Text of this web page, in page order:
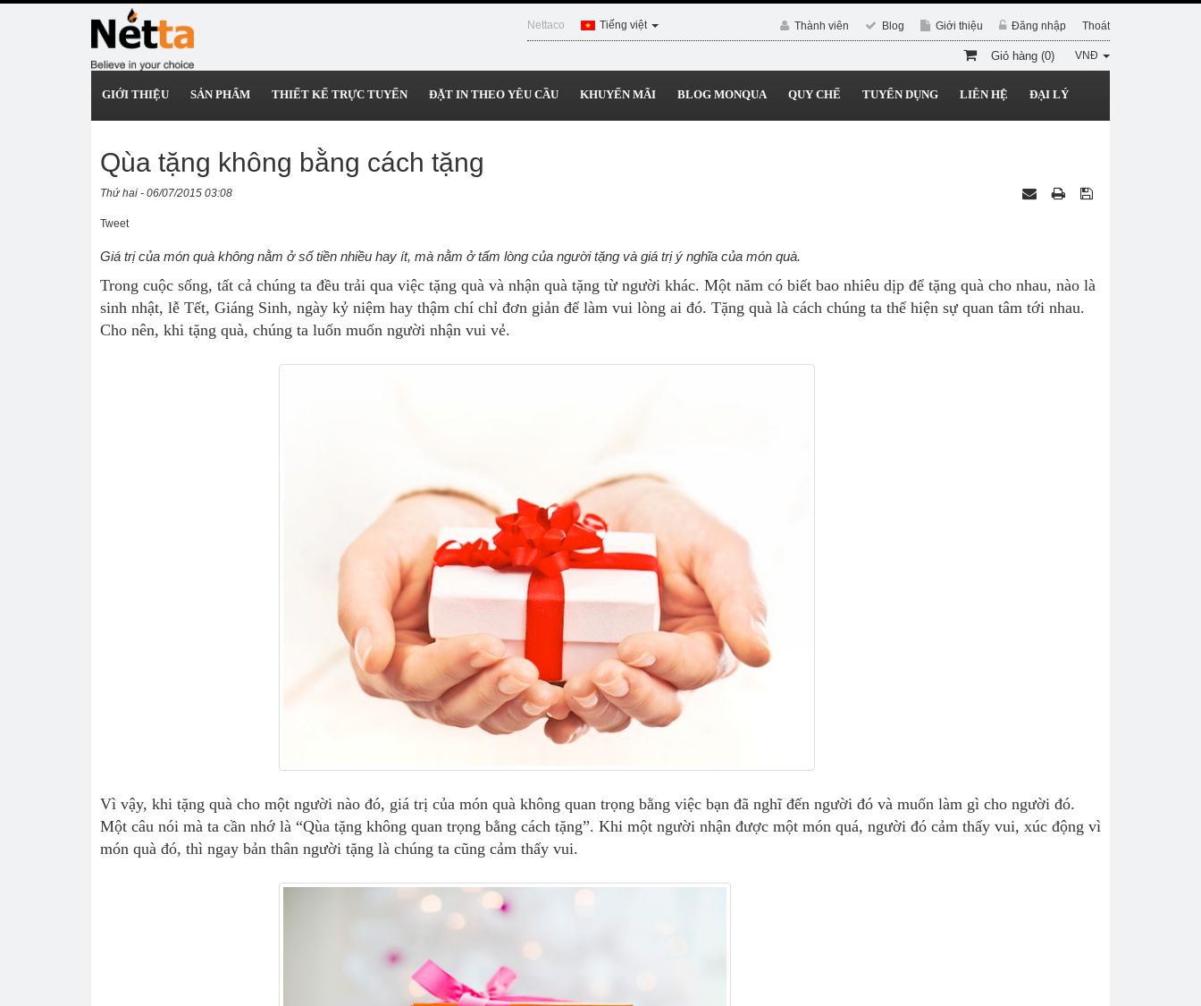
Nettaco Tiếng việt Thành viên Blog Giới thiệu Đăng nhập Thoát
VNĐ
Giỏ hàng (0)
GIỚI THIỆU SẢN PHẨM THIẾT KẾ TRỰC TUYẾN ĐẶT IN THEO YÊU CẦU KHUYẾN MÃI BLOG MONQUA QUY CHẾ TUYỂN DỤNG LIÊN HỆ ĐẠI LÝ
Qùa tặng không bằng cách tặng
Thứ hai - 06/07/2015 03:08
Tweet
Giá trị của món quà không nằm ở số tiền nhiều hay ít, mà nằm ở tấm lòng của người tặng và giá trị ý nghĩa của món quà.
Trong cuộc sống, tất cả chúng ta đều trải qua việc tặng quà và nhận quà tặng từ người khác. Một năm có biết bao nhiêu dịp để tặng quà cho nhau, nào là
sinh nhật, lễ Tết, Giáng Sinh, ngày kỷ niệm hay thậm chí chỉ đơn giản để làm vui lòng ai đó. Tặng quà là cách chúng ta thể hiện sự quan tâm tới nhau.
Cho nên, khi tặng quà, chúng ta luốn muốn người nhận vui vẻ.
Vì vậy, khi tặng quà cho một người nào đó, giá trị của món quà không quan trọng bằng việc bạn đã nghĩ đến người đó và muốn làm gì cho người đó.
Một câu nói mà ta cần nhớ là “Qùa tặng không quan trọng bằng cách tặng”. Khi một người nhận được một món quá, người đó cảm thấy vui, xúc động vì
món quà đó, thì ngay bản thân người tặng là chúng ta cũng cảm thấy vui.